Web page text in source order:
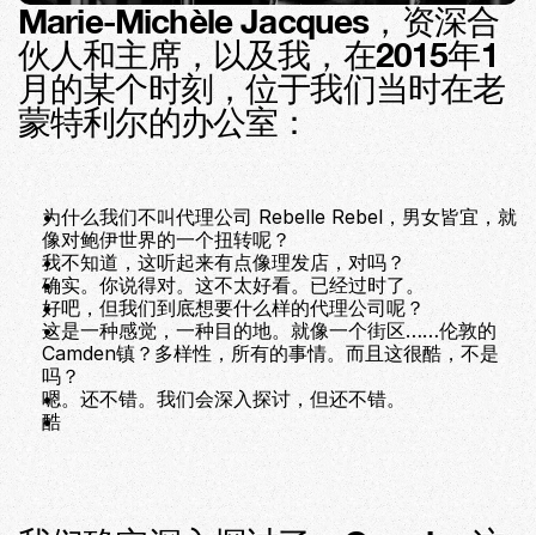
Marie-Michèle Jacques，资深合
伙人和主席，以及我，在2015年1
月的某个时刻，位于我们当时在老
蒙特利尔的办公室：
为什么我们不叫代理公司 Rebelle Rebel，男女皆宜，就
像对鲍伊世界的一个扭转呢？
我不知道，这听起来有点像理发店，对吗？
确实。你说得对。这不太好看。已经过时了。
好吧，但我们到底想要什么样的代理公司呢？
这是一种感觉，一种目的地。就像一个街区……伦敦的
Camden镇？多样性，所有的事情。而且这很酷，不是
吗？
嗯。还不错。我们会深入探讨，但还不错。
酷